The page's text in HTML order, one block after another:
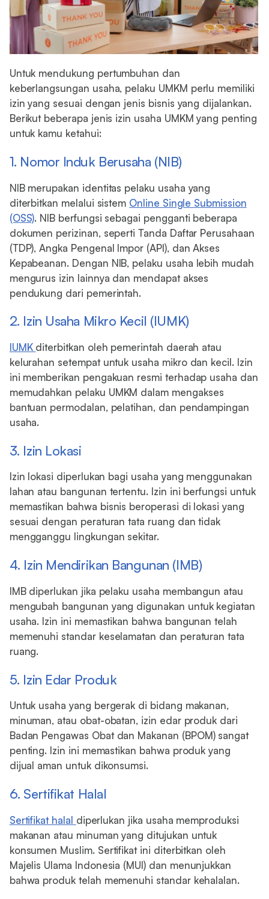
Untuk mendukung pertumbuhan dan
keberlangsungan usaha, pelaku UMKM perlu memiliki
izin yang sesuai dengan jenis bisnis yang dijalankan.
Berikut beberapa jenis izin usaha UMKM yang penting
untuk kamu ketahui:
1. Nomor Induk Berusaha (NIB)
NIB merupakan identitas pelaku usaha yang
diterbitkan melalui sistem Online Single Submission
(OSS). NIB berfungsi sebagai pengganti beberapa
dokumen perizinan, seperti Tanda Daftar Perusahaan
(TDP), Angka Pengenal Impor (API), dan Akses
Kepabeanan. Dengan NIB, pelaku usaha lebih mudah
mengurus izin lainnya dan mendapat akses
pendukung dari pemerintah.
2. Izin Usaha Mikro Kecil (IUMK)
IUMK diterbitkan oleh pemerintah daerah atau
kelurahan setempat untuk usaha mikro dan kecil. Izin
ini memberikan pengakuan resmi terhadap usaha dan
memudahkan pelaku UMKM dalam mengakses
bantuan permodalan, pelatihan, dan pendampingan
usaha.
3. Izin Lokasi
Izin lokasi diperlukan bagi usaha yang menggunakan
lahan atau bangunan tertentu. Izin ini berfungsi untuk
memastikan bahwa bisnis beroperasi di lokasi yang
sesuai dengan peraturan tata ruang dan tidak
mengganggu lingkungan sekitar.
4. Izin Mendirikan Bangunan (IMB)
IMB diperlukan jika pelaku usaha membangun atau
mengubah bangunan yang digunakan untuk kegiatan
usaha. Izin ini memastikan bahwa bangunan telah
memenuhi standar keselamatan dan peraturan tata
ruang.
5. Izin Edar Produk
Untuk usaha yang bergerak di bidang makanan,
minuman, atau obat-obatan, izin edar produk dari
Badan Pengawas Obat dan Makanan (BPOM) sangat
penting. Izin ini memastikan bahwa produk yang
dijual aman untuk dikonsumsi.
6. Sertifikat Halal
Sertifikat halal diperlukan jika usaha memproduksi
makanan atau minuman yang ditujukan untuk
konsumen Muslim. Sertifikat ini diterbitkan oleh
Majelis Ulama Indonesia (MUI) dan menunjukkan
bahwa produk telah memenuhi standar kehalalan.